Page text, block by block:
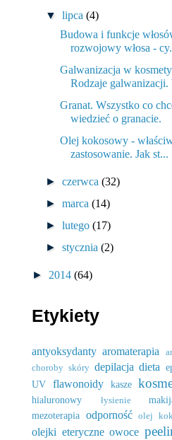
▼lipca(4)
Budowa i funkcje
rozwojowy włosa -
Galwanizacja w
Rodzaje galwanizacji.
Granat. Wszystko co
wiedzieć o granacie.
Olej kokosowy -
zastosowanie. Jak st...
►czerwca(32)
►marca(14)
►lutego(17)
►stycznia(2)
► 2014 (64)
Etykiety
antyoksydanty aromaterapia
choroby skóry depilacja dieta
UV
flawonoidy kasze
hialuronowy
łysienie
mezoterapia odporność olej
olejki eteryczne owoce